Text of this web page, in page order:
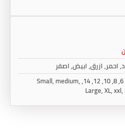
احمر, ازرق, ابيض, اصفر
2, 4, 6, 8, 10, 12, 14, Small, medium,
Large, XL,